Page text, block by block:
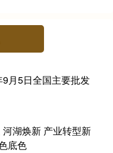
月5日全国主要批发
湖焕新 产业转型新
底色